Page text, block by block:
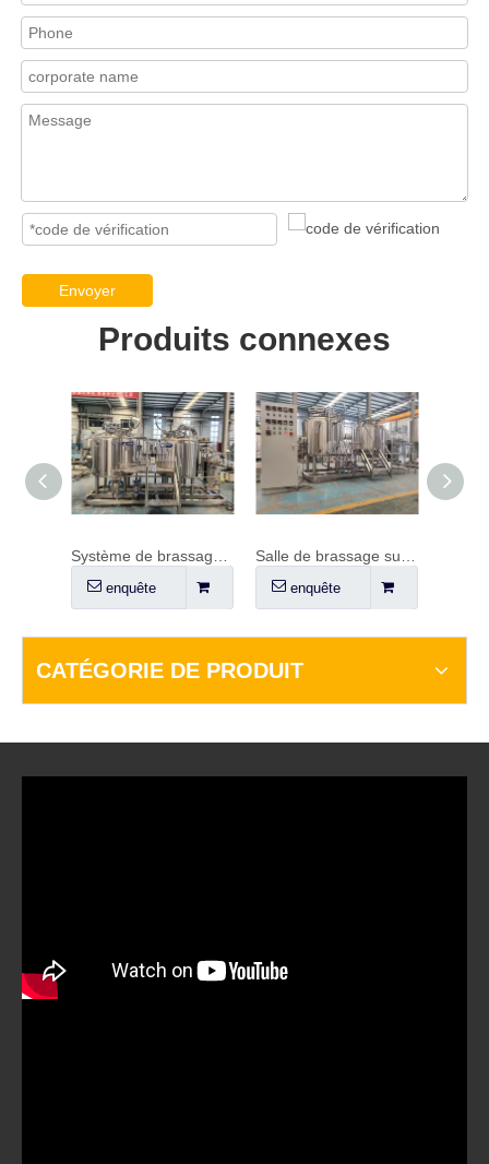
Envoyer
Produits connexes
Système de brassage 600L Salle de brassage sur patins de 500 L
enquête enquête
CATÉGORIE DE PRODUIT